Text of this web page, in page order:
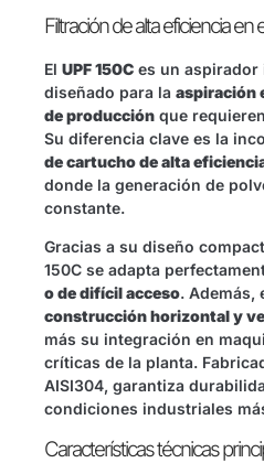
Filtración de alta eficiencia en
El UPF 150C es un
diseñado para la aspiración
de producción que
Su diferencia clave es la
de cartucho de alta
donde la generación de
constante.
Gracias a su diseño
150C se adapta
o de difícil acceso. Además,
construcción horizontal y
más su integración en
críticas de la planta.
AISI304, garantiza
condiciones industriales
Características técnicas